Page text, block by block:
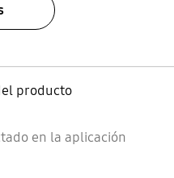
producto
en la aplicación